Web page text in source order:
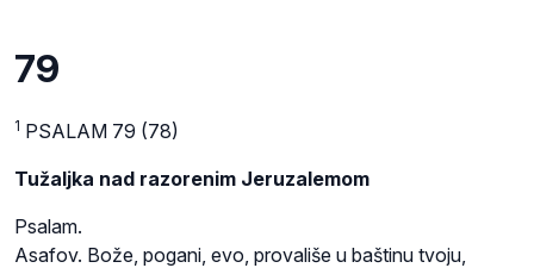
79
1 PSALAM 79 (78)
Tužaljka nad razorenim Jeruzalemom
Psalam.
Asafov. Bože, pogani, evo, provališe u baštinu tvoju,